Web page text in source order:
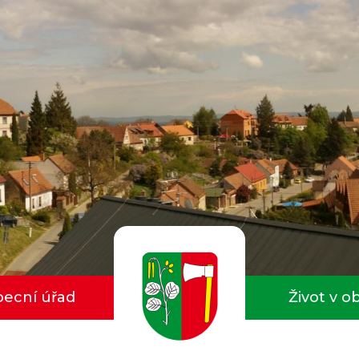
úřad Život v